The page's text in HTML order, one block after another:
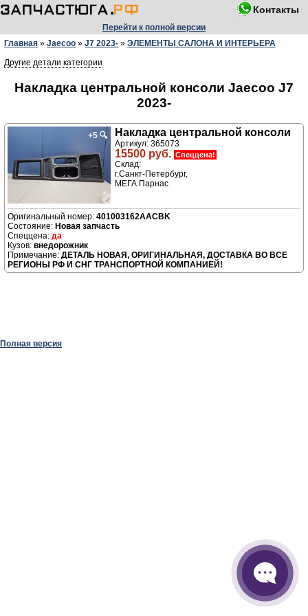
Контакты
Перейти к полной версии
Главная » Jaecoo » J7 2023- » ЭЛЕМЕНТЫ САЛОНА И ИНТЕРЬЕРА
Другие детали категории
Накладка центральной консоли Jaecoo J7
2023-
+5 🔍 Накладка центральной консоли
Артикул: 365073
15500 руб. Спеццена!
Склад:
г.Санкт-Петербург,
МЕГА Парнас
401003162AACBK
Новая запчасть
да
внедорожник
ДЕТАЛЬ НОВАЯ, ОРИГИНАЛЬНАЯ, ДОСТАВКА ВО ВСЕ
РЕГИОНЫ РФ И СНГ ТРАНСПОРТНОЙ КОМПАНИЕЙ!
Полная версия